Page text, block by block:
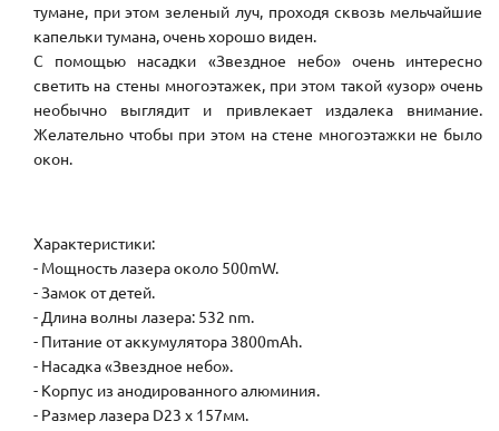
тумане, при этом зеленый луч, проходя сквозь мельчайшие
капельки тумана, очень хорошо виден.
С помощью насадки «Звездное небо» очень интересно
светить на стены многоэтажек, при этом такой «узор» очень
необычно выглядит и привлекает издалека внимание.
Желательно чтобы при этом на стене многоэтажки не было
окон.
Характеристики:
- Мощность лазера около 500mW.
- Замок от детей.
- Длина волны лазера: 532 nm.
- Питание от аккумулятора 3800mAh.
- Насадка «Звездное небо».
- Корпус из анодированного алюминия.
- Размер лазера D23 x 157мм.